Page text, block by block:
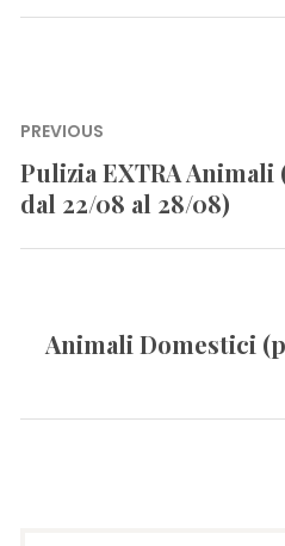
Navigazione
articoli
PREVIOUS
Previous
post:
Pulizia EXTRA Animali
dal 22/08 al 28/08)
NextAnimali Domestici